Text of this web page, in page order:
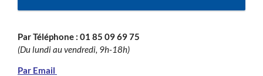
Par Téléphone : 01 85 09 69 75
(Du lundi au vendredi, 9h-18h)
Par Email